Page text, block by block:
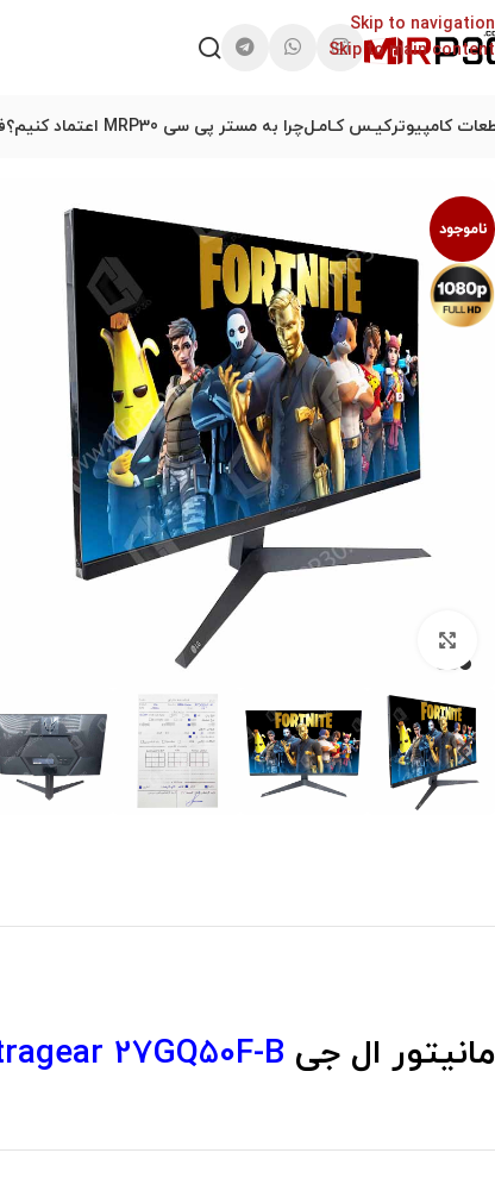
Skip to navigation
Skip to main content
کامپیوترکیـس کـامـلچرا به مستر پی سی MRP30 اعتماد کنیم؟
ناموجود
مانیتور ال جی 27GQ50F-B